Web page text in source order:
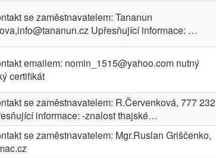
se zaměstnavatelem: Tananun
Upřesňující informace: …
emailem: nomin_1515@yahoo.com nutný
certifikát
se zaměstnavatelem: R.Červenková, 777 232
informace: -znalost thajské…
se zaměstnavatelem: Mgr.Ruslan Griščenko,